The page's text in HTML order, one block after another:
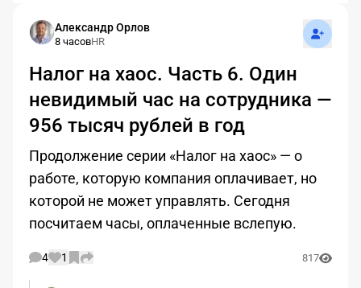
Александр Орлов
8 часовHR
Налог на хаос. Часть 6. Один
невидимый час на сотрудника —
956 тысяч рублей в год
Продолжение серии «Налог на хаос» — о
работе, которую компания оплачивает, но
которой не может управлять. Сегодня
посчитаем часы, оплаченные вслепую.
4 1 817